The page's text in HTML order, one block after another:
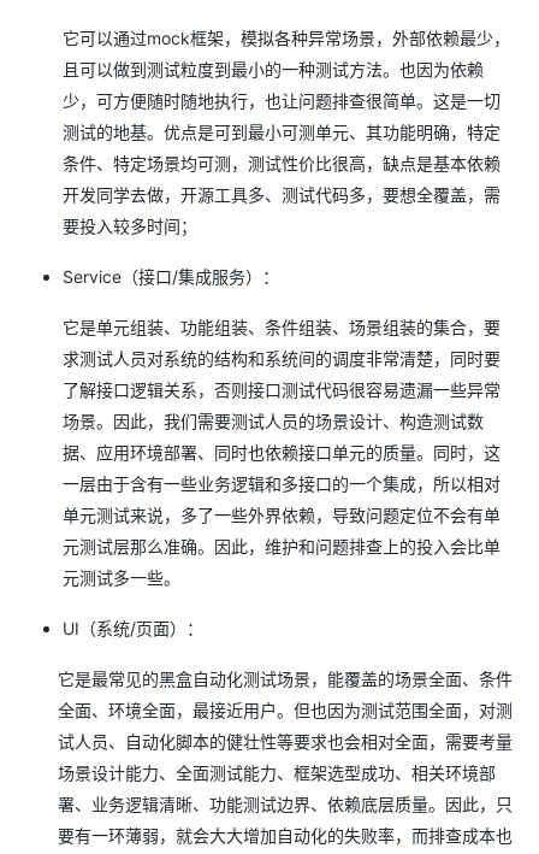
它可以通过mock框架，模拟各种异常场景，外部依赖最少，
且可以做到测试粒度到最小的一种测试方法。也因为依赖
少，可方便随时随地执行，也让问题排查很简单。这是一切
测试的地基。优点是可到最小可测单元、其功能明确，特定
条件、特定场景均可测，测试性价比很高，缺点是基本依赖
开发同学去做，开源工具多、测试代码多，要想全覆盖，需
要投入较多时间；
Service（接口/集成服务）：
它是单元组装、功能组装、条件组装、场景组装的集合，要
求测试人员对系统的结构和系统间的调度非常清楚，同时要
了解接口逻辑关系，否则接口测试代码很容易遗漏一些异常
场景。因此，我们需要测试人员的场景设计、构造测试数
据、应用环境部署、同时也依赖接口单元的质量。同时，这
一层由于含有一些业务逻辑和多接口的一个集成，所以相对
单元测试来说，多了一些外界依赖，导致问题定位不会有单
元测试层那么准确。因此，维护和问题排查上的投入会比单
元测试多一些。
UI（系统/页面）：
它是最常见的黑盒自动化测试场景，能覆盖的场景全面、条件
全面、环境全面，最接近用户。但也因为测试范围全面，对测
试人员、自动化脚本的健壮性等要求也会相对全面，需要考量
场景设计能力、全面测试能力、框架选型成功、相关环境部
署、业务逻辑清晰、功能测试边界、依赖底层质量。因此，只
要有一环薄弱，就会大大增加自动化的失败率，而排查成本也